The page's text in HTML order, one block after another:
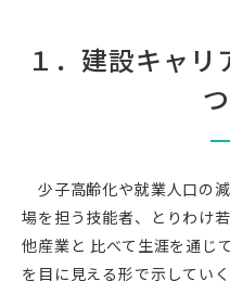
１．建設キャリ
少子高齢化や就業人口の
場を担う技能者、とりわけ
他産業と 比べて生涯を通じ
を目に見える形で示してい